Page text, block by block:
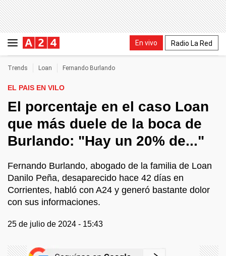
En vivo Radio La Red
Trends Loan Fernando Burlando
EL PAIS EN VILO
El porcentaje en el caso Loan
que más duele de la boca de
Burlando: "Hay un 20% de..."
Fernando Burlando, abogado de la familia de Loan
Danilo Peña, desaparecido hace 42 días en
Corrientes, habló con A24 y generó bastante dolor
con sus informaciones.
25 de julio de 2024 - 15:43